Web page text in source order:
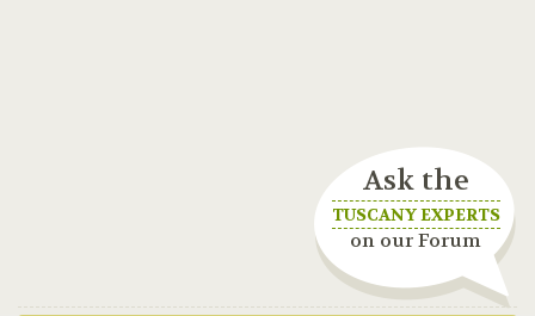
Ask the
TUSCANY EXPERTS
on our Forum